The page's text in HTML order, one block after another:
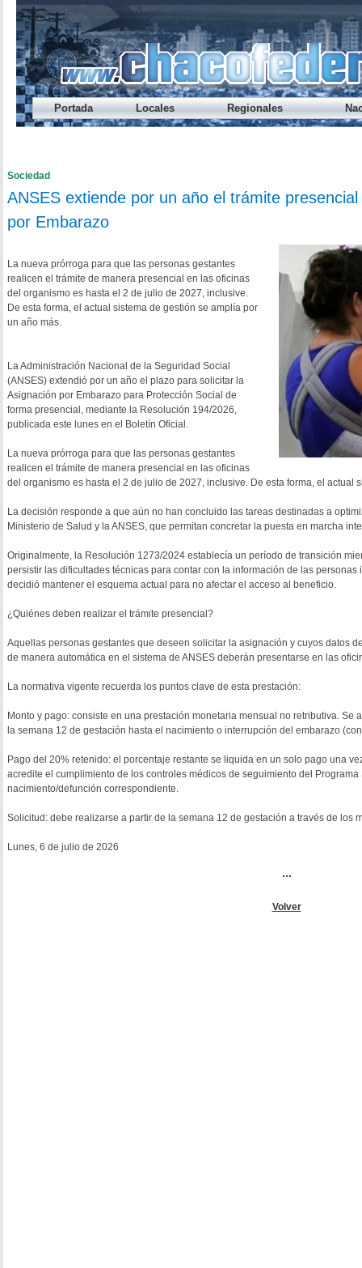
Portada Locales Regionales
Sociedad
ANSES extiende por un año el trámite
por Embarazo
La nueva prórroga para que las personas gestantes
realicen el trámite de manera presencial en las oficinas
del organismo es hasta el 2 de julio de 2027, inclusive.
De esta forma, el actual sistema de gestión se amplía por
un año más.
La Administración Nacional de la Seguridad Social
(ANSES) extendió por un año el plazo para solicitar la
Asignación por Embarazo para Protección Social de
forma presencial, mediante la Resolución 194/2026,
publicada este lunes en el Boletín Oficial.
La nueva prórroga para que las personas gestantes
realicen el trámite de manera presencial en las oficinas
del organismo es hasta el 2 de julio de 2027, inclusive. De esta forma, el actual
La decisión responde a que aún no han concluido las tareas destinadas a
Ministerio de Salud y la ANSES, que permitan concretar la puesta en marcha
Originalmente, la Resolución 1273/2024 establecía un período de transición
persistir las dificultades técnicas para contar con la información de las
decidió mantener el esquema actual para no afectar el acceso al beneficio.
¿Quiénes deben realizar el trámite presencial?
Aquellas personas gestantes que deseen solicitar la asignación y cuyos datos
de manera automática en el sistema de ANSES deberán presentarse en las
La normativa vigente recuerda los puntos clave de esta prestación:
Monto y pago: consiste en una prestación monetaria mensual no retributiva.
la semana 12 de gestación hasta el nacimiento o interrupción del embarazo
Pago del 20% retenido: el porcentaje restante se liquida en un solo pago una
acredite el cumplimiento de los controles médicos de seguimiento del
nacimiento/defunción correspondiente.
Solicitud: debe realizarse a partir de la semana 12 de gestación a través de los
Lunes, 6 de julio de 2026
...
Volver